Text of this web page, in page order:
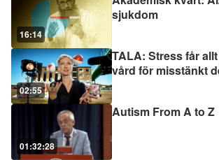
16:14
sjukdom
02:55
TALA: Stress får
vård för misstänkt
01:32:28
Autism From A to Z